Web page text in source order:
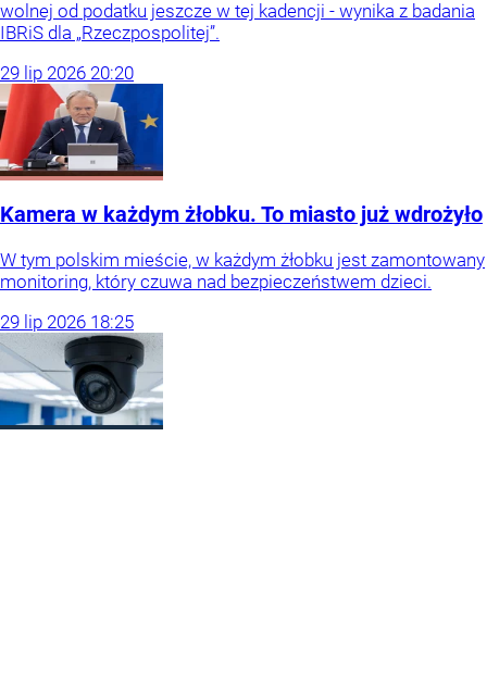
wolnej od podatku jeszcze w tej kadencji - wynika z badania
IBRiS dla „Rzeczpospolitej”.
29 lip 2026 20:20
Kamera w każdym żłobku. To miasto już wdrożyło
W tym polskim mieście, w każdym żłobku jest zamontowany
monitoring, który czuwa nad bezpieczeństwem dzieci.
29 lip 2026 18:25